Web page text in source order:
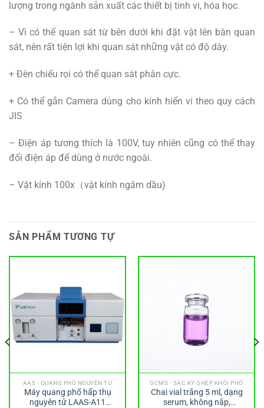
lượng trong ngành sản xuất các thiết bị tinh vi, hóa học.
– Vì có thể quan sát từ bên dưới khi đặt vật lên bàn quan
sát, nên rất tiện lợi khi quan sát những vật có độ dày.
+ Đèn chiếu rọi có thể quan sát phân cực.
+ Có thể gắn Camera dùng cho kính hiển vi theo quy cách
JIS
– Điện áp tương thích là 100V, tuy nhiên cũng có thể thay
đổi điện áp để dùng ở nước ngoài.
– Vật kính 100x（vật kính ngâm dầu)
SẢN PHẨM TƯƠNG TỰ
AAS - QUANG PHỔ NGUYÊN TỬ
Máy quang phổ hấp thụ
nguyên tử LAAS-A11
GCMS - SẮC KÝ GHÉP KHỐI PHỔ
Chai vial trắng 5 ml, dạng
serum, không nắp,